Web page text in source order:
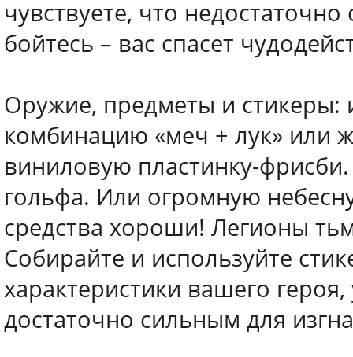
чувствуете, что
бойтесь – вас спасет
Оружие, предметы и стикеры:
комбинацию «меч + лук» или
виниловую пластинку-
гольфа. Или огромную
средства хороши! Легионы
Собирайте и используйте
характеристики вашего
достаточно сильным для